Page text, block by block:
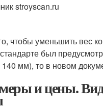
stroyscan.ru
чтобы уменьшить вес
был
мм), то в новом
и цены.